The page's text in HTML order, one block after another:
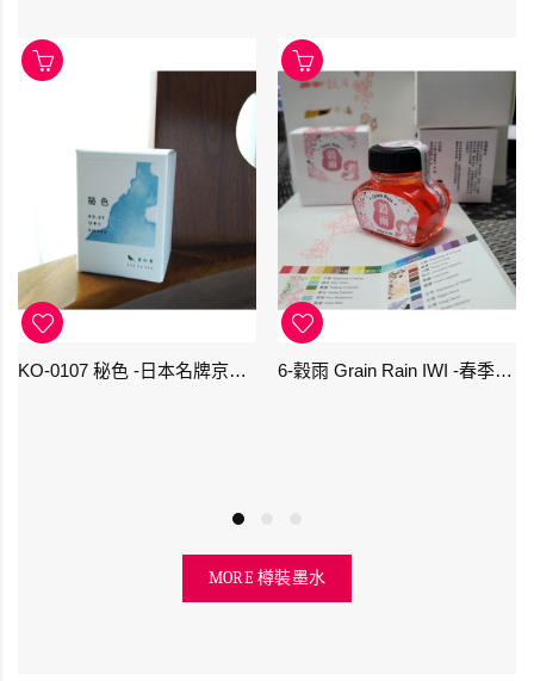
KO-0107 秘色 -日本名牌京の音樽裝鋼筆墨水 4573356130234 - 40ml 6-穀雨 Grain Rain IWI -春季-24節氣色澤鋼筆墨水
MORE 樽裝墨水